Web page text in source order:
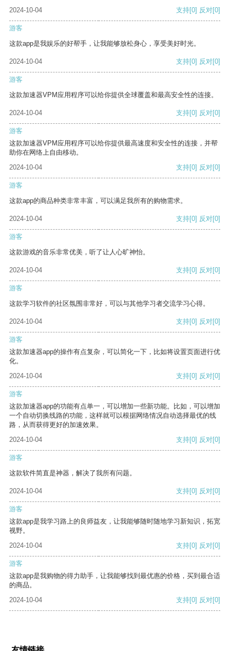
2024-10-04
支持[0] 反对[0]
游客
这款app是我娱乐的好帮手，让我能够放松身心，享受美好时光。
2024-10-04 支持[0] 反对[0]
游客
这款加速器VPM应用程序可以给你提供全球覆盖和最高安全性的连接。
2024-10-04 支持[0] 反对[0]
游客
这款加速器VPM应用程序可以给你提供最高速度和安全性的连接，并帮
助你在网络上自由移动。
2024-10-04
支持[0] 反对[0]
游客
这款app的商品种类非常丰富，可以满足我所有的购物需求。
2024-10-04 支持[0] 反对[0]
游客
这款游戏的音乐非常优美，听了让人心旷神怡。
2024-10-04 支持[0] 反对[0]
游客
这款学习软件的社区氛围非常好，可以与其他学习者交流学习心得。
2024-10-04 支持[0] 反对[0]
游客
这款加速器app的操作有点复杂，可以简化一下，比如将设置页面进行优
化。
2024-10-04
支持[0] 反对[0]
游客
这款加速器app的功能有点单一，可以增加一些新功能。比如，可以增加
一个自动切换线路的功能，这样就可以根据网络情况自动选择最优的线
路，从而获得更好的加速效果。
2024-10-04
支持[0] 反对[0]
游客
这款软件简直是神器，解决了我所有问题。
2024-10-04 支持[0] 反对[0]
游客
这款app是我学习路上的良师益友，让我能够随时随地学习新知识，拓宽
视野。
2024-10-04
支持[0] 反对[0]
游客
这款app是我购物的得力助手，让我能够找到最优惠的价格，买到最合适
的商品。
2024-10-04
支持[0] 反对[0]